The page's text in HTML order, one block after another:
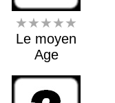
★★★★★
Le moyen
Age